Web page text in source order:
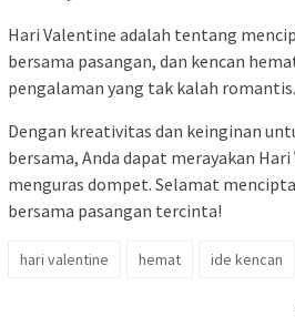
Hari Valentine adalah tentang
bersama pasangan, dan kencan
pengalaman yang tak kalah romantis.
Dengan kreativitas dan keinginan
bersama, Anda dapat merayakan
menguras dompet. Selamat
bersama pasangan tercinta!
hari valentine hemat ide kencan